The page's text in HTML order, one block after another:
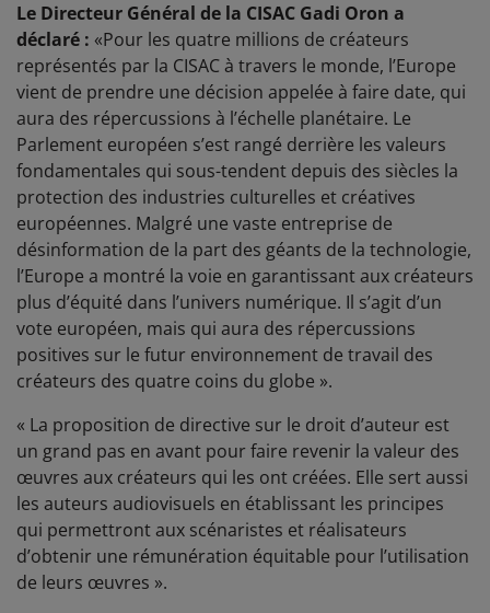
Le Directeur Général de la CISAC Gadi Oron a
déclaré : «Pour les quatre millions de créateurs
représentés par la CISAC à travers le monde, l’Europe
vient de prendre une décision appelée à faire date, qui
aura des répercussions à l’échelle planétaire. Le
Parlement européen s’est rangé derrière les valeurs
fondamentales qui sous-tendent depuis des siècles la
protection des industries culturelles et créatives
européennes. Malgré une vaste entreprise de
désinformation de la part des géants de la technologie,
l’Europe a montré la voie en garantissant aux créateurs
plus d’équité dans l’univers numérique. Il s’agit d’un
vote européen, mais qui aura des répercussions
positives sur le futur environnement de travail des
créateurs des quatre coins du globe ».
« La proposition de directive sur le droit d’auteur est
un grand pas en avant pour faire revenir la valeur des
œuvres aux créateurs qui les ont créées. Elle sert aussi
les auteurs audiovisuels en établissant les principes
qui permettront aux scénaristes et réalisateurs
d’obtenir une rémunération équitable pour l’utilisation
de leurs œuvres ».